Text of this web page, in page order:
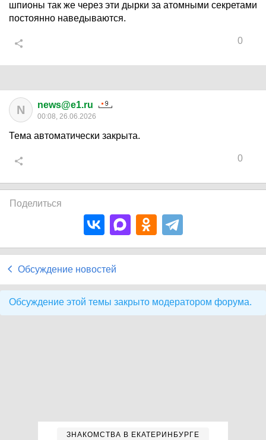
шпионы так же через эти дырки за атомными секретами
постоянно наведываются.
0
N news@e1.ru
00:08, 26.06.2026
Тема автоматически закрыта.
0
Поделиться
Обсуждение новостей
Обсуждение этой темы закрыто модератором форума.
ЗНАКОМСТВА В ЕКАТЕРИНБУРГЕ